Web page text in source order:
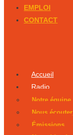
EMPLOI
CONTACT
Accueil
Radio
Notre équipe
Nous écouter
Émissions